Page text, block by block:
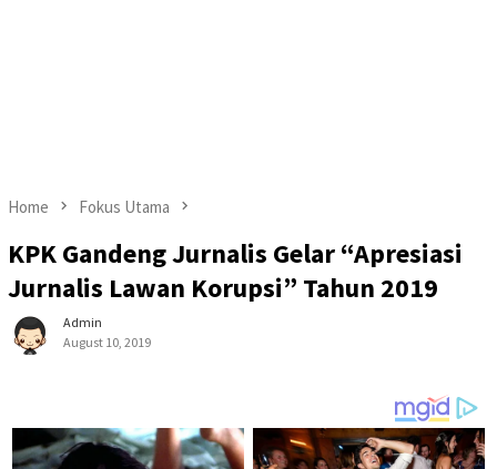
Home Fokus Utama
KPK Gandeng Jurnalis Gelar “Apresiasi
Jurnalis Lawan Korupsi” Tahun 2019
Admin
August 10, 2019